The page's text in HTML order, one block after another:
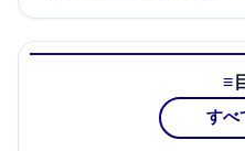
すべ